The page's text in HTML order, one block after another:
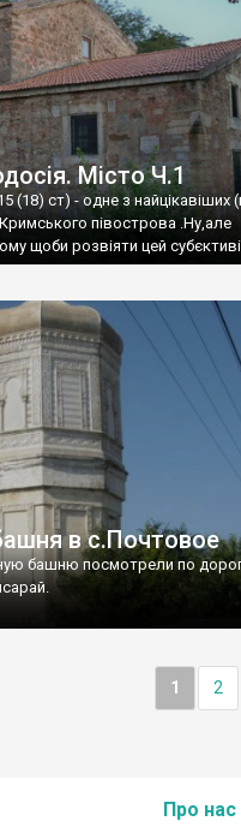
Місто Ч.1
(18) ст) - одне з найцікавіших
півострова .Ну,але
щоби розвіяти цей
в с.Почтовое
башню посмотрели по
1 2
Про нас